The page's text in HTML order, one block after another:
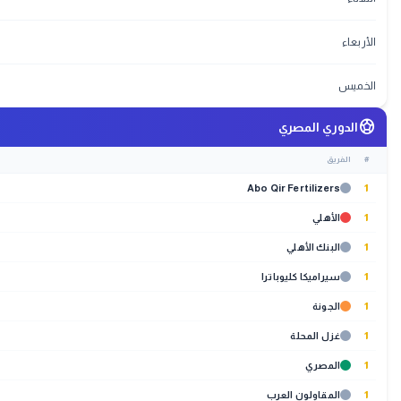
الأربعاء
الخميس
sports_soccerالدوري المصري
# الفريق
1
Abo Qir Fertilizers
1 الأهلي
1 البنك الأهلي
1 سيراميكا كليوباترا
1 الجونة
1 غزل المحلة
1 المصري
1 المقاولون العرب